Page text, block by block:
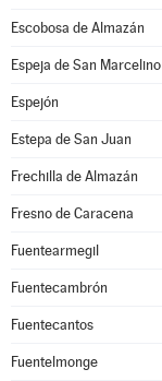
Escobosa de Almazán
Espeja de San Marcelino
Espejón
Estepa de San Juan
Frechilla de Almazán
Fresno de Caracena
Fuentearmegil
Fuentecambrón
Fuentecantos
Fuentelmonge